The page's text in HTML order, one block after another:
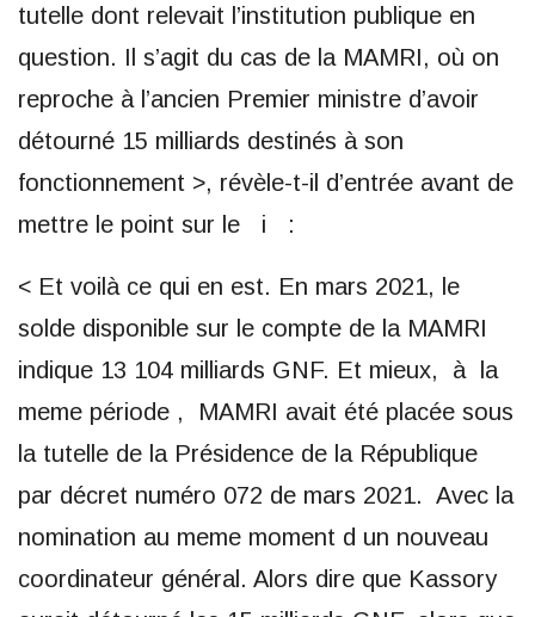
tutelle dont relevait l’institution publique en
question. Il s’agit du cas de la MAMRI, où on
reproche à l’ancien Premier ministre d’avoir
détourné 15 milliards destinés à son
fonctionnement >, révèle-t-il d’entrée avant de
mettre le point sur le i :
< Et voilà ce qui en est. En mars 2021, le
solde disponible sur le compte de la MAMRI
indique 13 104 milliards GNF. Et mieux, à la
meme période , MAMRI avait été placée sous
la tutelle de la Présidence de la République
par décret numéro 072 de mars 2021. Avec la
nomination au meme moment d un nouveau
coordinateur général. Alors dire que Kassory